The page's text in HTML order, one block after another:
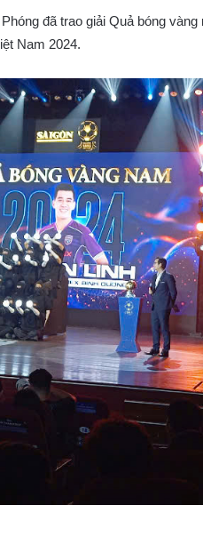
đã trao giải Quả bóng vàng
Nam 2024.